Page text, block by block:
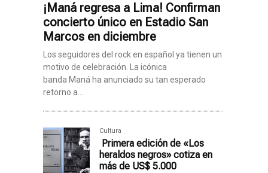
¡Maná regresa a Lima! Confirman
concierto único en Estadio San
Marcos en diciembre
Los seguidores del rock en español ya tienen un
motivo de celebración. La icónica
banda Maná ha anunciado su tan esperado
retorno a...
Cultura
Primera edición de «Los
heraldos negros» cotiza en
más de US$ 5.000